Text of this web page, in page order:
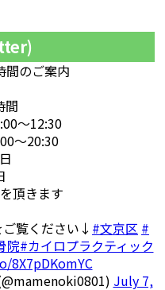
のご案内
間
〜12:30
〜20:30
頂きます
覧ください↓ #文京区 #
院#カイロプラクティック
8X7pDKomYC
July 7,